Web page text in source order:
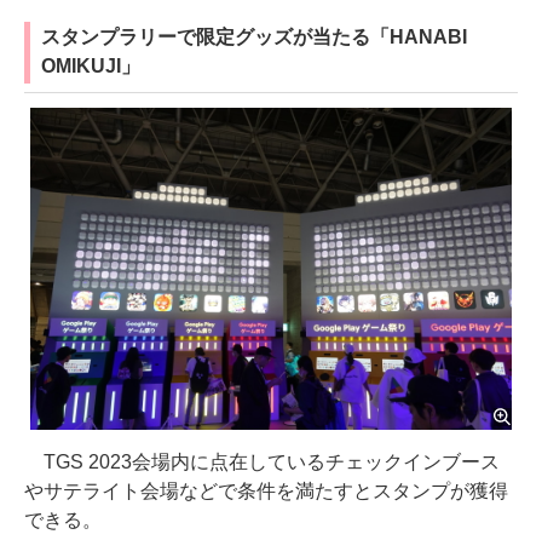
スタンプラリーで限定グッズが当たる「HANABI
OMIKUJI」
TGS 2023会場内に点在しているチェックインブース
やサテライト会場などで条件を満たすとスタンプが獲得
できる。